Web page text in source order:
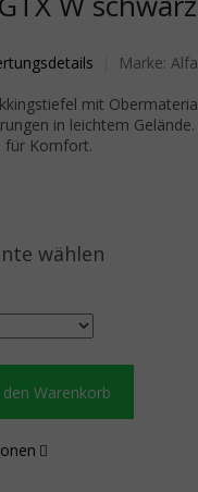
ist 0,0
Marke: Alfa
wählen
den Warenkorb
mit
in leichtem
für Komfort.